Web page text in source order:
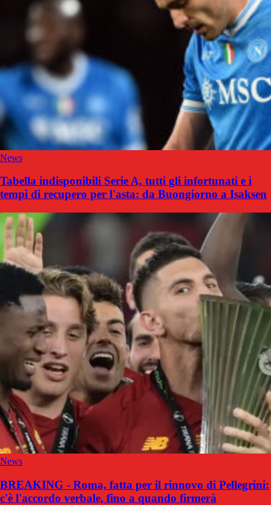
News
Tabella indisponibili Serie A, tutti gli infortunati e i
tempi di recupero per l'asta: da Buongiorno a Isaksen
News
BREAKING - Roma, fatta per il rinnovo di Pellegrini:
c'è l'accordo verbale, fino a quando firmerà